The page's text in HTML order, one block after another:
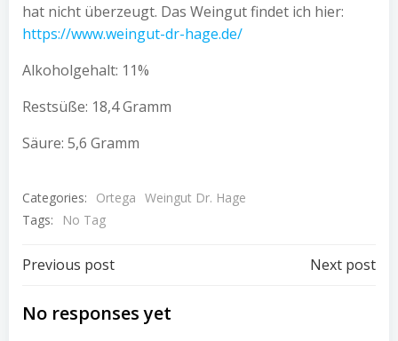
hat nicht überzeugt. Das Weingut findet ich hier:
https://www.weingut-dr-hage.de/
Alkoholgehalt: 11%
Restsüße: 18,4 Gramm
Säure: 5,6 Gramm
Categories: Ortega Weingut Dr. Hage
Tags:
No Tag
Beitragsnavigation
Previous post Next post
No responses yet